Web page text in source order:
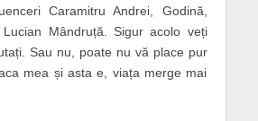
Caramitru Andrei, Godină,
Mândruță. Sigur acolo veți
Sau nu, poate nu vă place pur
mea și asta e, viața merge mai